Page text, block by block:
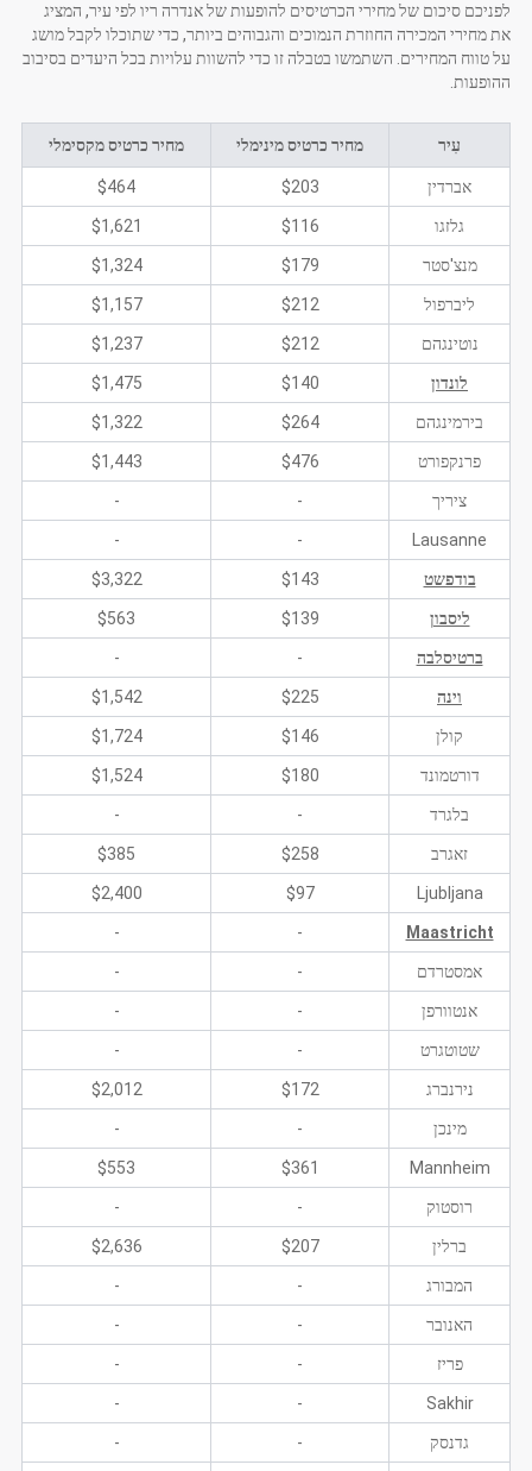
לפניכם סיכום של מחירי הכרטיסים להופעות של אנדרה ריו לפי עיר, המציג
את מחירי המכירה החוזרת הנמוכים והגבוהים ביותר, כדי שתוכלו לקבל מושג
על טווח המחירים. השתמשו בטבלה זו כדי להשוות עלויות בכל היעדים בסיבוב
ההופעות.
עִיר מחיר כרטיס מינימלי מחיר כרטיס מקסימלי
אברדין $203
$464
גלזגו $116
$1,621
מנצ'סטר $179
$1,324
ליברפול $212
$1,157
נוטינגהם $212
$1,237
לונדון $140
$1,475
בירמינגהם $264
$1,322
פרנקפורט $476
$1,443
ציריך -
-
Lausanne
-
-
בודפשט $143
$3,322
ליסבון $139
$563
ברטיסלבה -
-
וינה $225
$1,542
קולן $146
$1,724
דורטמונד $180
$1,524
בלגרד -
-
זאגרב $258
$385
Ljubljana
$97
$2,400
Maastricht
-
-
אמסטרדם -
-
אנטוורפן -
-
שטוטגרט -
-
נירנברג $172
$2,012
מינכן -
-
Mannheim
$361
$553
רוסטוק -
-
ברלין $207
$2,636
המבורג -
-
האנובר -
-
פריז -
-
Sakhir
-
-
גדנסק -
-